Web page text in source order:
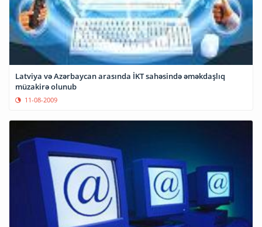
Latviya və Azərbaycan arasında İKT sahəsində əməkdaşlıq
müzakirə olunub
11-08-2009